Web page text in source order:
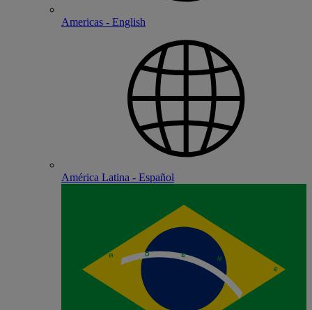
Americas - English
América Latina - Español